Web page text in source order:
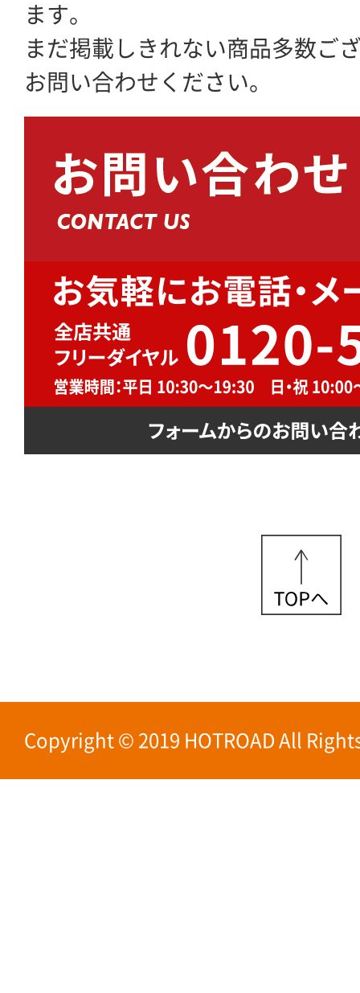
ます。
まだ掲載しきれない商品多数ご
お問い合わせください。
Copyright © 2019 HOTROAD All